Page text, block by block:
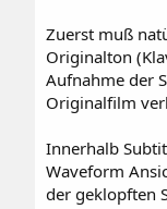
Zuerst muß
Originalton
Aufnahme der
Originalfilm
Innerhalb
Waveform
der geklopften